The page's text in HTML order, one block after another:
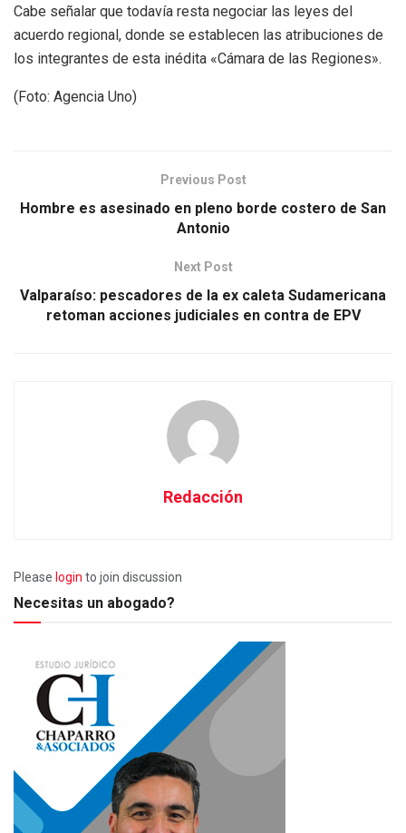
Cabe señalar que todavía resta negociar las leyes del
acuerdo regional, donde se establecen las atribuciones de
los integrantes de esta inédita «Cámara de las Regiones».
(Foto: Agencia Uno)
Previous Post
Hombre es asesinado en pleno borde costero de San
Antonio
Next Post
Valparaíso: pescadores de la ex caleta Sudamericana
retoman acciones judiciales en contra de EPV
Redacción
Please login to join discussion
Necesitas un abogado?